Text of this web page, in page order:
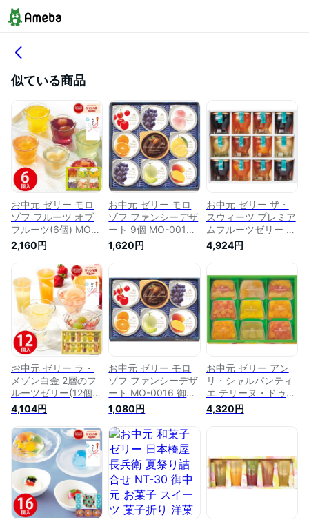
似ている商品
お中元 ゼリー モロ
ゾフ フルーツ オブ
フルーツ(6個) MO-
1472 御中元 フルー
ツゼリー お菓子 ス
イーツ 菓子折り 洋
菓子 詰め合わせ セ
ット 夏 ギフト プレ
ゼント 内祝い お返
し 出産 結婚 香典返
し お供え 初盆 快気
祝い お見舞い お礼
個包装 小分け のし
2,160円
お中元 ゼリー モロ
ゾフ ファンシーデザ
ート 9個 MO-0015
御中元 フルーツゼリ
ー お菓子 スイーツ
め合わせ セット 夏
ギフト プレゼント
内祝い お返し 出産
結婚 香典返し お供
え 初盆 快気祝い お
見舞い お礼 個包装
1,620円
お中元 ゼリー ザ・
スウィーツ プレミア
ムフルーツゼリー 12
個 SFJ-12 御中元 お
菓子 スイーツ 洋菓
わせ セット お取り
寄せ 夏 ギフト 暑中
見舞い お礼 小分け
個包装 内祝い お返
し 結婚 出産 香典返
し のし
4,924円
お中元 ゼリー ラ・
メゾン白金 2層のフ
ルーツゼリー(12個)
98351 御中元 お菓
子 スイーツ 菓子折
り 洋菓子 詰め合わ
せ セット おしゃれ
ギフト プレゼント
内祝い お返し 出産
結婚 香典返し 快気
祝い お見舞い お礼
個包装 小分け のし
4,104円
お中元 ゼリー モロ
ゾフ ファンシーデザ
ート MO-0016 御中
元 お菓子 スイーツ
菓子折り 洋菓子 詰
め合わせ セット ギ
フト プレゼント 内
祝い お返し 出産 結
婚 香典返し 快気祝
い お見舞い お礼 個
包装 小分け のし
1,080円
お中元 ゼリー アン
リ・シャルパンティ
エ テリーヌ・ドゥ・
フリュイ(9個) TF-
40N 御中元 お菓子
め合わせ セット 夏
ギフト プレゼント
内祝い お返し 出産
結婚 香典返し お供
4,320円